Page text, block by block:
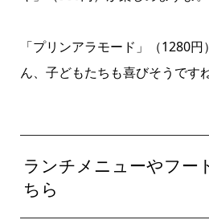
「プリンアラモード」（1280
ん、子どもたちも喜びそうですね
ランチメニューやフー
ちら